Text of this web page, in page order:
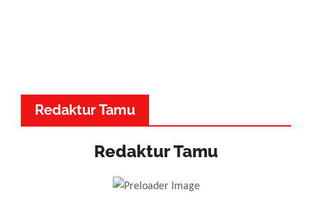
Redaktur Tamu
Redaktur Tamu